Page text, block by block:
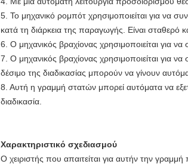
5. Το μηχανικό ρομπότ χρησιμοποιείται για να
κατά τη διάρκεια της παραγωγής. Είναι σταθερό
6. Ο μηχανικός βραχίονας χρησιμοποιείται για
7. Ο μηχανικός βραχίονας χρησιμοποιείται για
δέσιμο της διαδικασίας μπορούν να γίνουν
8. Αυτή η γραμμή στατών μπορεί αυτόματα να
διαδικασία.
Χαρακτηριστικό σχεδιασμού
Ο χειριστής που απαιτείται για αυτήν την